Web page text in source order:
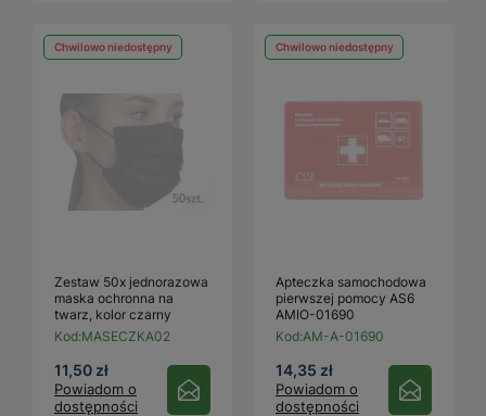
Chwilowo niedostępny
Zestaw 50x jednorazowa
maska ochronna na
twarz, kolor czarny
Kod:MASECZKA02
11,50 zł
Powiadom o
dostępności
Chwilowo niedostępny
Apteczka samochodowa
pierwszej pomocy AS6
AMIO-01690
Kod:AM-A-01690
14,35 zł
Powiadom o
dostępności